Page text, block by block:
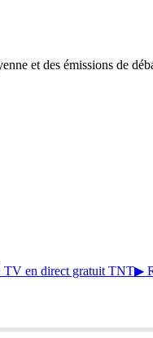
et des émissions de
TV en direct gratuit TNT▶